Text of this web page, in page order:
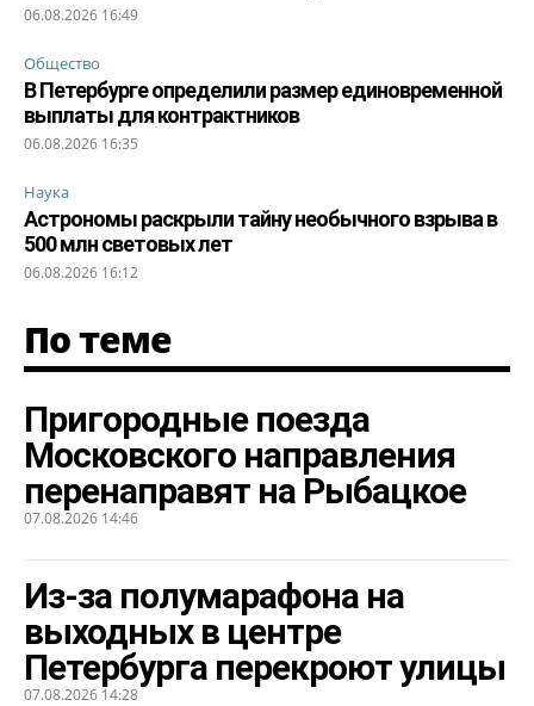
06.08.2026 16:49
Общество
В Петербурге определили размер единовременной
выплаты для контрактников
06.08.2026 16:35
Наука
Астрономы раскрыли тайну необычного взрыва в
500 млн световых лет
06.08.2026 16:12
По теме
Пригородные поезда
Московского направления
перенаправят на Рыбацкое
07.08.2026 14:46
Из-за полумарафона на
выходных в центре
Петербурга перекроют улицы
07.08.2026 14:28